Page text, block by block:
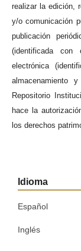
realizar la edición,
y/o comunicación
publicación
(identificada con
electrónica
almacenamiento
Repositorio
hace la
los derechos
Idioma
Español
Inglés